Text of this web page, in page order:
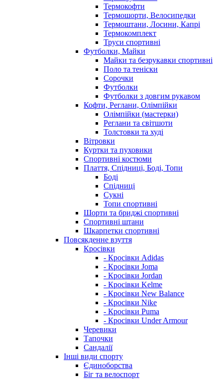
Термокофти
Термошорти, Велосипедки
Термоштани, Лосини, Капрі
Термокомплект
Труси спортивні
Футболки, Майки
Майки та безрукавки спортивні
Поло та теніски
Сорочки
Футболки
Футболки з довгим рукавом
Кофти, Реглани, Олімпійки
Олімпійки (мастерки)
Реглани та світшоти
Толстовки та худі
Вітровки
Куртки та пуховики
Спортивні костюми
Плаття, Спідниці, Боді, Топи
Боді
Спідниці
Сукні
Топи спортивні
Шорти та бриджі спортивні
Спортивні штани
Шкарпетки спортивні
Повсякденне взуття
Кросівки
- Кросівки Adidas
- Кросівки Joma
- Кросівки Jordan
- Кросівки Kelme
- Кросівки New Balance
- Кросівки Nike
- Кросівки Puma
- Кросівки Under Armour
Черевики
Тапочки
Сандалії
Інші види спорту
Єдиноборства
Біг та велоспорт